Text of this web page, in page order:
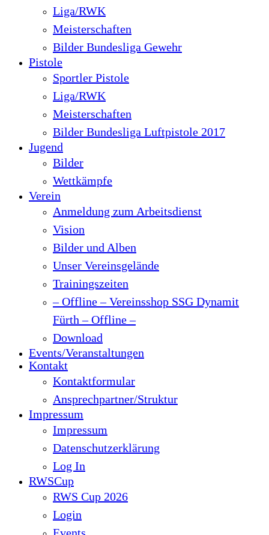
Liga/RWK
Meisterschaften
Bilder Bundesliga Gewehr
Pistole
Sportler Pistole
Liga/RWK
Meisterschaften
Bilder Bundesliga Luftpistole 2017
Jugend
Bilder
Wettkämpfe
Verein
Anmeldung zum Arbeitsdienst
Vision
Bilder und Alben
Unser Vereinsgelände
Trainingszeiten
– Offline – Vereinsshop SSG Dynamit
Fürth – Offline –
Download
Events/Veranstaltungen
Kontakt
Kontaktformular
Ansprechpartner/Struktur
Impressum
Impressum
Datenschutzerklärung
Log In
RWSCup
RWS Cup 2026
Login